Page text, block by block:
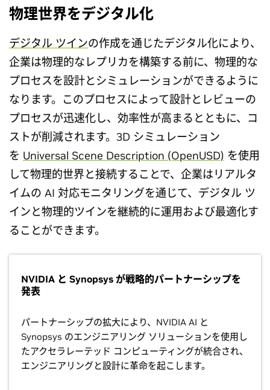
物理世界をデジタル化
デジタル ツインの作成を通じたデジタル化により、
企業は物理的なレプリカを構築する前に、物理的な
プロセスを設計とシミュレーションができるように
なります。このプロセスによって設計とレビューの
プロセスが迅速化し、効率性が高まるとともに、コ
ストが削減されます。3D シミュレーション
を Universal Scene Description (OpenUSD) を使用
して物理的世界と接続することで、企業はリアルタ
イムの AI 対応モニタリングを通じて、デジタル ツ
インと物理的ツインを継続的に運用および最適化す
ることができます。
NVIDIA と Synopsys が戦略的パートナーシップを
発表
パートナーシップの拡大により、NVIDIA AI と
Synopsys のエンジニアリング ソリューションを使用し
たアクセラレーテッド コンピューティングが統合され、
エンジニアリングと設計に革命を起こします。